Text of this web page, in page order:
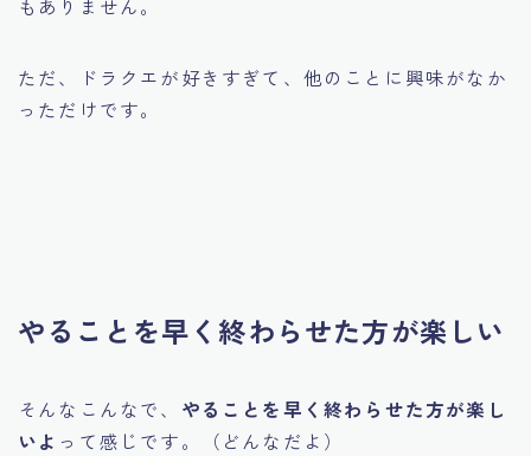
もありません。
ただ、ドラクエが好きすぎて、他のことに興味がなか
っただけです。
やることを早く終わらせた方が楽しい
そんなこんなで、 やることを早く終わらせた方が楽し
いよ って感じです。（どんなだよ）